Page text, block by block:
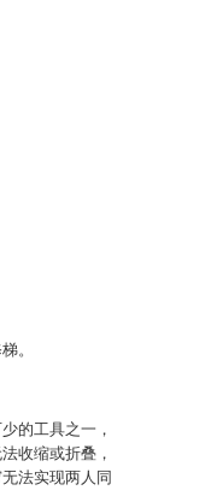
。
的工具之一，
收缩或折叠，
法实现两人同